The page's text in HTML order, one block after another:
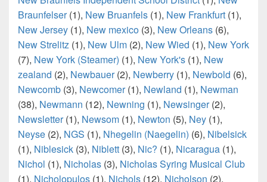
Braunfelser(1), New Bruanfels (1), New Frankfurt (1),
New Jersey (1), New mexico (3), New Orleans (6),
New Strelitz (1), New Ulm (2), New Wied (1), New York
(7), New York (Steamer) (1), New York's (1), New
zealand (2), Newbauer(2), Newberry (1), Newbold (6),
Newcomb (3), Newcomer(1), Newland (1), Newman
(38), Newmann (12), Newning (1), Newsinger(2),
Newsletter(1), Newsom (1), Newton (5), Ney (1),
Neyse (2), NGS (1), Nhegelin (Naegelin) (6), Nibelsick
(1), Niblesick (3), Niblett (3), Nic? (1), Nicaragua (1),
Nichol (1), Nicholas (3), Nicholas Syring Musical Club
(1), Nicholopulos (1), Nichols (12), Nicholson (2),